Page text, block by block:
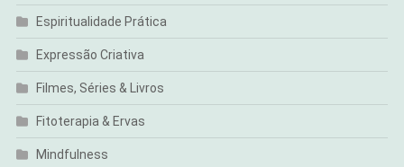
Espiritualidade Prática
Expressão Criativa
Filmes, Séries & Livros
Fitoterapia & Ervas
Mindfulness